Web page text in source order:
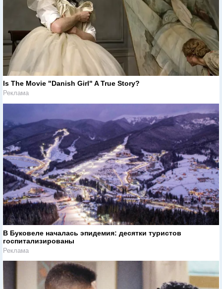
Is The Movie "Danish Girl" A True Story?
Реклама
В Буковеле началась эпидемия: десятки туристов
госпитализированы
Реклама